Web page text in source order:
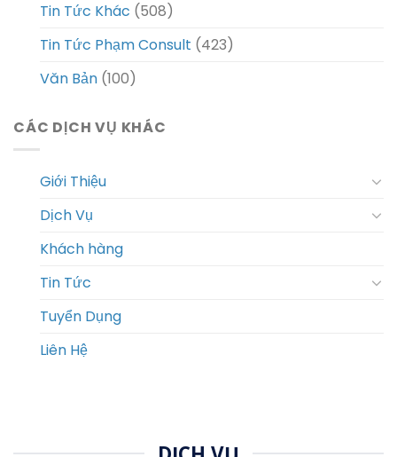
Tin Tức Khác (508)
Tin Tức Phạm Consult (423)
Văn Bản (100)
CÁC DỊCH VỤ KHÁC
Giới Thiệu
Dịch Vụ
Khách hàng
Tin Tức
Tuyển Dụng
Liên Hệ